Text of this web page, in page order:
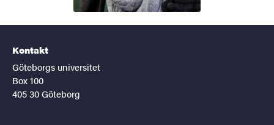
Kontakt
Göteborgs universitet
Box 100
405 30 Göteborg